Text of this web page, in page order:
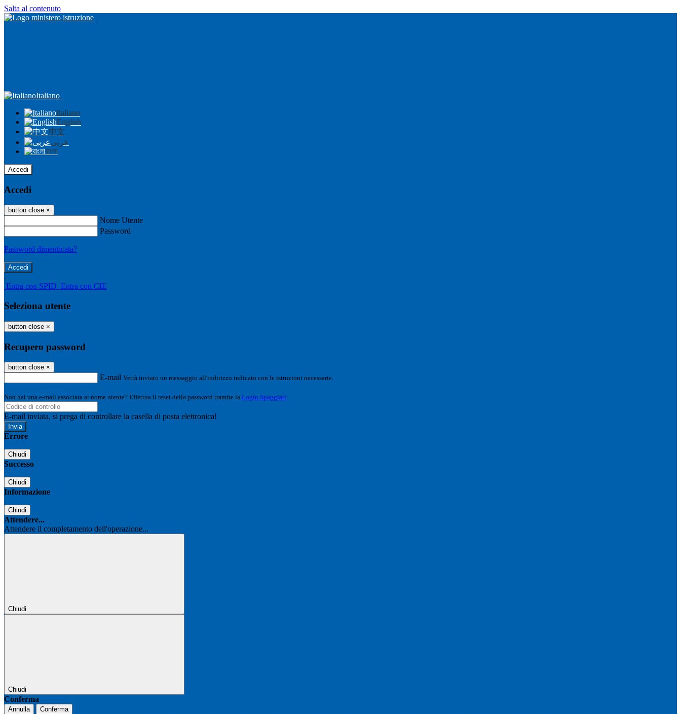
Salta al contenuto
Italiano
Italiano
English
中文
عربى
বাংলা
Accedi
Accedi
button close ×
Nome Utente
Password
Password dimenticata?
-
Entra con SPID Entra con CIE
Seleziona utente
button close ×
Recupero password
button close ×
E-mail Verrà inviato un messaggio all'indirizzo indicato con le istruzioni necessarie.
Non hai una e-mail associata al nome utente? Effettua il reset della password tramite la Login Spaggiari
E-mail inviata, si prega di controllare la casella di posta elettronica!
Errore
Chiudi
Successo
Chiudi
Informazione
Chiudi
Attendere...
Attendere il completamento dell'operazione...
Chiudi
Chiudi
Conferma
Annulla Conferma